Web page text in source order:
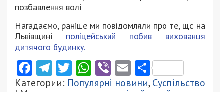
позбавлення волі.
Нагадаємо, раніше ми повідомляли про те, що на
Львівщині поліцейський побив вихованця
дитячого будинку.
Facebook
Telegram
Twitter
WhatsApp
ViberEmail
Категории: Популярні новини,Суспільство